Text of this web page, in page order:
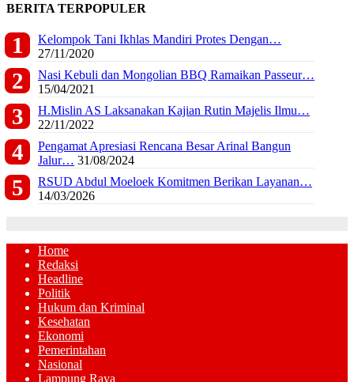
BERITA TERPOPULER
Kelompok Tani Ikhlas Mandiri Protes Dengan…
27/11/2020
Nasi Kebuli dan Mongolian BBQ Ramaikan Passeur…
15/04/2021
H.Mislin AS Laksanakan Kajian Rutin Majelis Ilmu…
22/11/2022
Pengamat Apresiasi Rencana Besar Arinal Bangun
Jalur… 31/08/2024
RSUD Abdul Moeloek Komitmen Berikan Layanan…
14/03/2026
Home
Redaksi
Headline
Politik
Hukum dan Kriminal
Kesehatan
Ekonomi
Pemerintahan
Nasional
Lampung Raya